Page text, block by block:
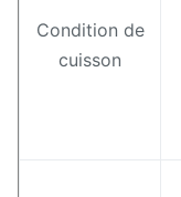
Condition de
cuisson